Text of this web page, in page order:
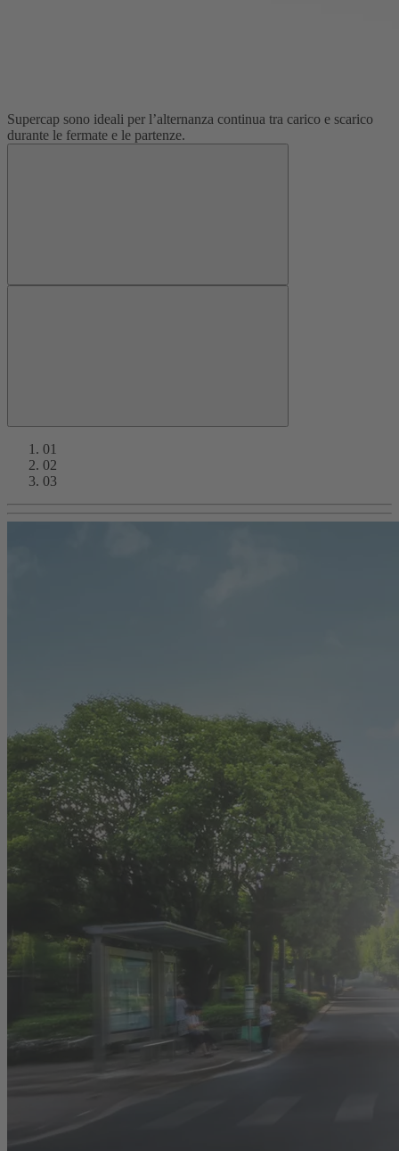
Supercap sono ideali per l’alternanza continua tra carico e scarico
durante le fermate e le partenze.
01
02
03